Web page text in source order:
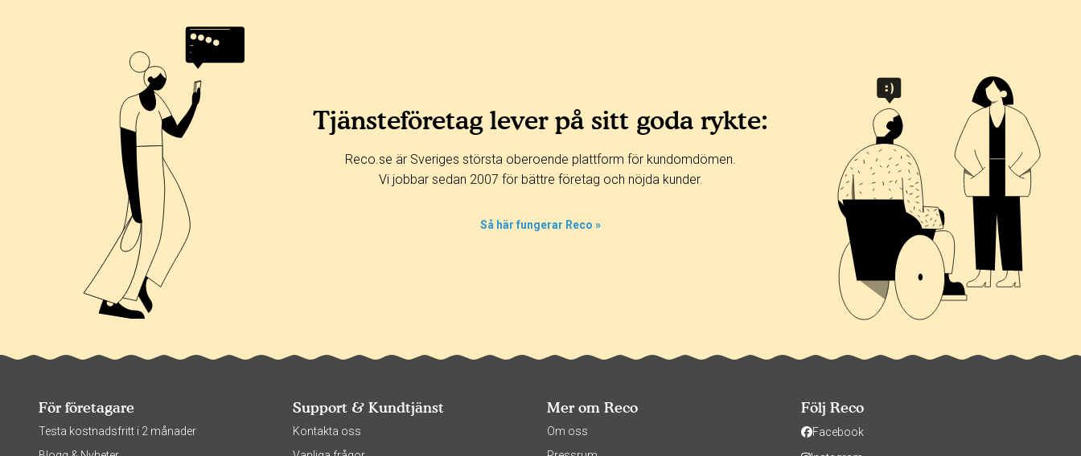
Tjänsteföretag lever på sitt goda rykte:
Reco.se är Sveriges största oberoende plattform för kundomdömen.
Vi jobbar sedan 2007 för bättre företag och nöjda kunder.
Så här fungerar Reco »
För företagare
Testa kostnadsfritt i 2 månader
Support & Kundtjänst
Kontakta oss
Mer om Reco
Om oss
Följ Reco
Facebook